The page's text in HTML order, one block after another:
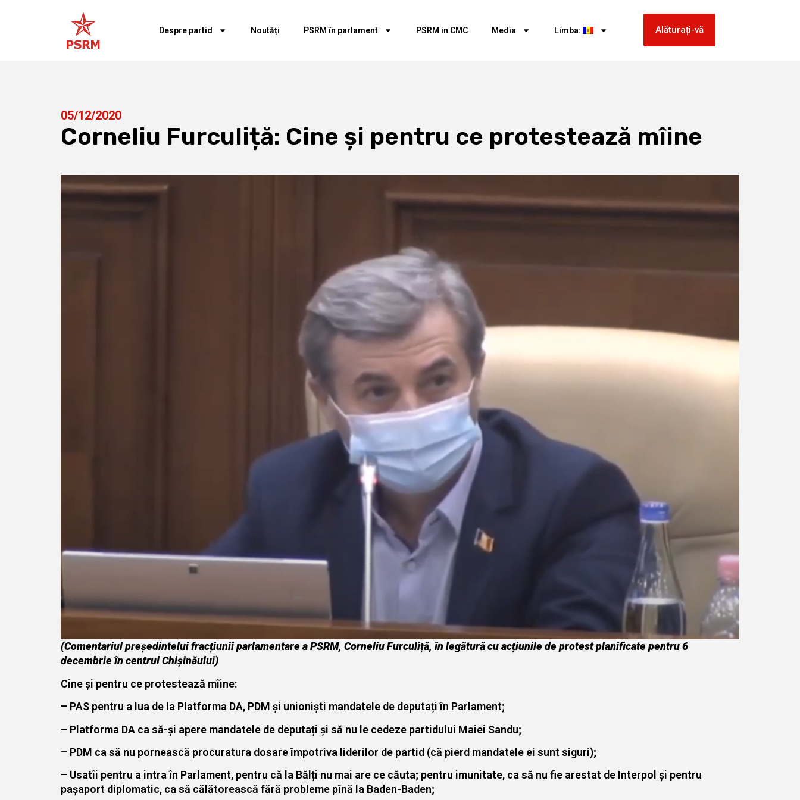
Despre partid Noutăți PSRM în parlament PSRM in CMC Media Limba: Alăturați-vă
05/12/2020
Corneliu Furculiță: Cine și pentru ce protestează mîine
(Comentariul președintelui fracțiunii parlamentare a PSRM, Corneliu Furculiță, în legătură cu acțiunile de protest planificate pentru 6
decembrie în centrul Chișinăului)
Cine și pentru ce protestează mîine:
– PAS pentru a lua de la Platforma DA, PDM și unioniști mandatele de deputați în Parlament;
– Platforma DA ca să-și apere mandatele de deputați și să nu le cedeze partidului Maiei Sandu;
– PDM ca să nu pornească procuratura dosare împotriva liderilor de partid (că pierd mandatele ei sunt siguri);
– Usatîi pentru a intra în Parlament, pentru că la Bălți nu mai are ce căuta; pentru imunitate, ca să nu fie arestat de Interpol și pentru
pașaport diplomatic, ca să călătorească fără probleme pînă la Baden-Baden;